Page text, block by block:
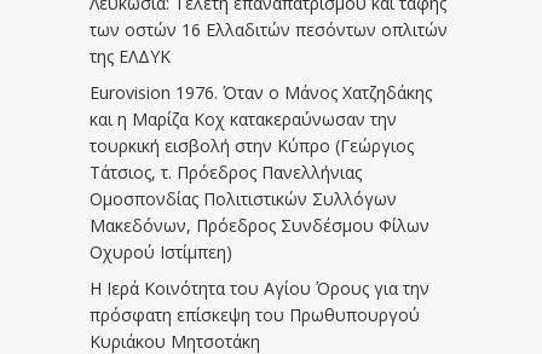
των οστών 16 Ελλαδιτών πεσόντων οπλιτών
της ΕΛΔΥΚ
Eurovision 1976. Όταν ο Μάνος Χατζηδάκης
και η Μαρίζα Κοχ κατακεραύνωσαν την
τουρκική εισβολή στην Κύπρο (Γεώργιος
Τάτσιος, τ. Πρόεδρος Πανελλήνιας
Ομοσπονδίας Πολιτιστικών Συλλόγων
Μακεδόνων, Πρόεδρος Συνδέσμου Φίλων
Οχυρού Ιστίμπεη)
Η Ιερά Κοινότητα του Αγίου Όρους για την
πρόσφατη επίσκεψη του Πρωθυπουργού
Κυριάκου Μητσοτάκη